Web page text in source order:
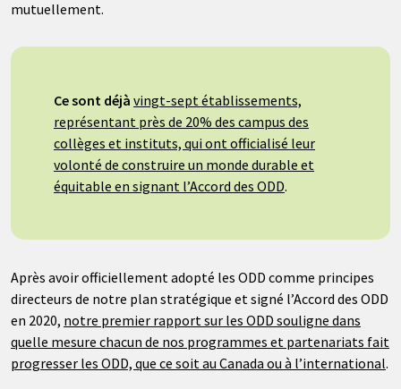
mutuellement.
Ce sont déjà vingt-sept établissements,
représentant près de 20% des campus des
collèges et instituts, qui ont officialisé leur
volonté de construire un monde durable et
équitable en signant l’Accord des ODD.
Après avoir officiellement adopté les ODD comme principes
directeurs de notre plan stratégique et signé l’Accord des ODD
en 2020, notre premier rapport sur les ODD souligne dans
quelle mesure chacun de nos programmes et partenariats fait
progresser les ODD, que ce soit au Canada ou à l’international.